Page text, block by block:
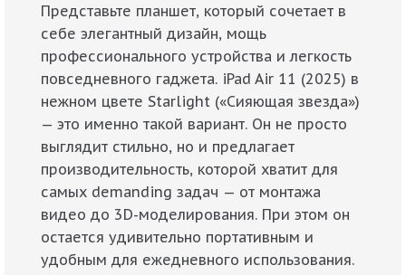
Представьте планшет, который сочетает в
себе элегантный дизайн, мощь
профессионального устройства и легкость
повседневного гаджета. iPad Air 11 (2025) в
нежном цвете Starlight («Сияющая звезда»)
— это именно такой вариант. Он не просто
выглядит стильно, но и предлагает
производительность, которой хватит для
самых demanding задач — от монтажа
видео до 3D-моделирования. При этом он
остается удивительно портативным и
удобным для ежедневного использования.